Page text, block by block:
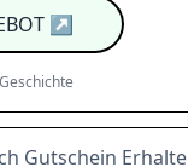
↗
Geschichte
Gutschein